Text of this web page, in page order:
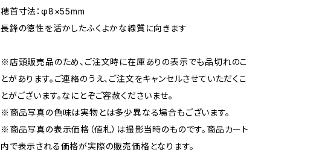
穂首寸法：φ8×55mm
長鋒の徳性を活かしたふくよかな線質に向きます
※店頭販売品のため、ご注文時に在庫ありの表示でも品切れのこ
とがあります。ご連絡のうえ、ご注文をキャンセルさせていただくこ
とがございます。なにとぞご容赦くださいませ。
※商品写真の色味は実物とは多少異なる場合もございます。
※商品写真の表示価格（値札）は撮影当時のものです。商品カート
内で表示される価格が実際の販売価格となります。